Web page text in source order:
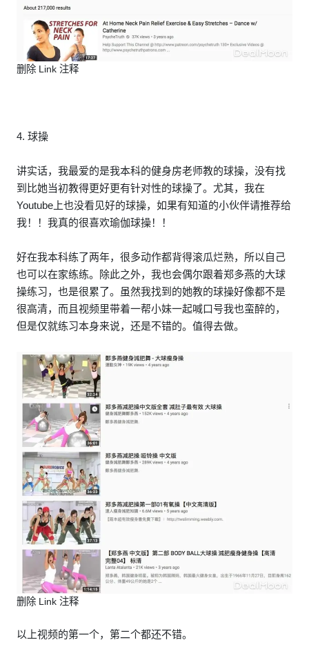
删除 Link 注释
4. 球操
讲实话，我最爱的是我本科的健身房老师教的球操，没有找
到比她当初教得更好更有针对性的球操了。尤其，我在
Youtube上也没看见好的球操，如果有知道的小伙伴请推荐给
我！！我真的很喜欢瑜伽球操！！
好在我本科练了两年，很多动作都背得滚瓜烂熟，所以自己
也可以在家练练。除此之外，我也会偶尔跟着郑多燕的大球
操练习，也是很累了。虽然我找到的她教的球操好像都不是
很高清，而且视频里带着一帮小妹一起喊口号我也蛮醉的，
但是仅就练习本身来说，还是不错的。值得去做。
删除 Link 注释
以上视频的第一个，第二个都还不错。